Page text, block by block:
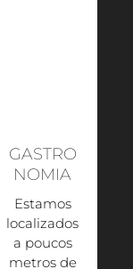
GASTRO
NOMIA
Estamos
localizados
a poucos
metros de